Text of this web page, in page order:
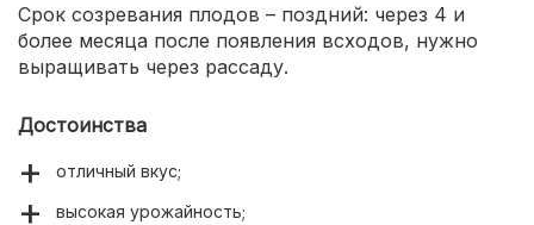
Срок созревания плодов – поздний: через 4 и
более месяца после появления всходов, нужно
выращивать через рассаду.
Достоинства
отличный вкус;
высокая урожайность;